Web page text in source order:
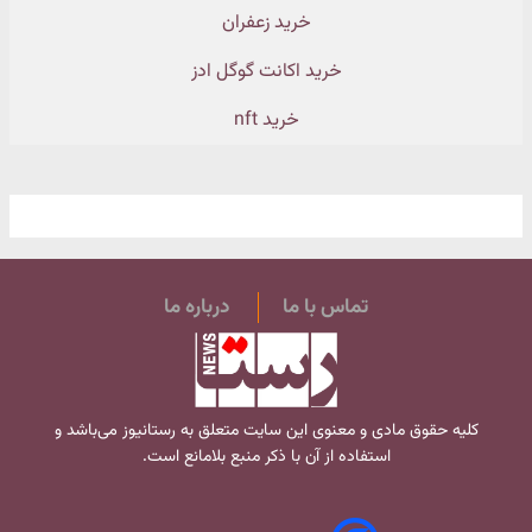
خرید زعفران
خرید اکانت گوگل ادز
خرید nft
تماس با ما درباره ما
کلیه حقوق مادی و معنوی این سایت متعلق به رستانیوز می‌باشد و
استفاده از آن با ذکر منبع بلامانع است.